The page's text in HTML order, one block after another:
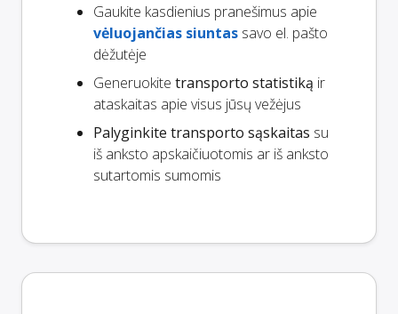
Gaukite kasdienius pranešimus apie
vėluojančias siuntas savo el. pašto
dėžutėje
Generuokite transporto statistiką ir
ataskaitas apie visus jūsų vežėjus
Palyginkite transporto sąskaitas su
iš anksto apskaičiuotomis ar iš anksto
sutartomis sumomis